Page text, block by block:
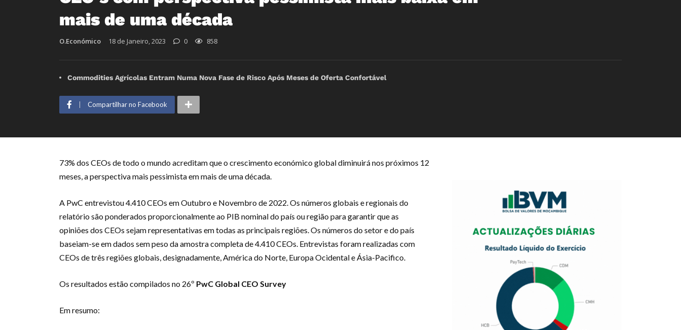
mais de uma década
O.Económico 18 de Janeiro, 2023 0 858
Commodities Agrícolas Entram Numa Nova Fase de Risco Após Meses de Oferta Confortável
Compartilhar no Facebook
73% dos CEOs de todo o mundo acreditam que o crescimento económico global diminuirá nos próximos 12
meses, a perspectiva mais pessimista em mais de uma década.
A PwC entrevistou 4.410 CEOs em Outubro e Novembro de 2022. Os números globais e regionais do
relatório são ponderados proporcionalmente ao PIB nominal do país ou região para garantir que as
opiniões dos CEOs sejam representativas em todas as principais regiões. Os números do setor e do país
baseiam-se em dados sem peso da amostra completa de 4.410 CEOs. Entrevistas foram realizadas com
CEOs de três regiões globais, designadamente, América do Norte, Europa Ocidental e Ásia-Pacifico.
Os resultados estão compilados no 26º PwC Global CEO Survey
Em resumo: